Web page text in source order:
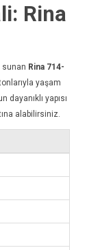
Rina
sunan Rina 714-
yaşam
dayanıklı yapısı
alabilirsiniz.